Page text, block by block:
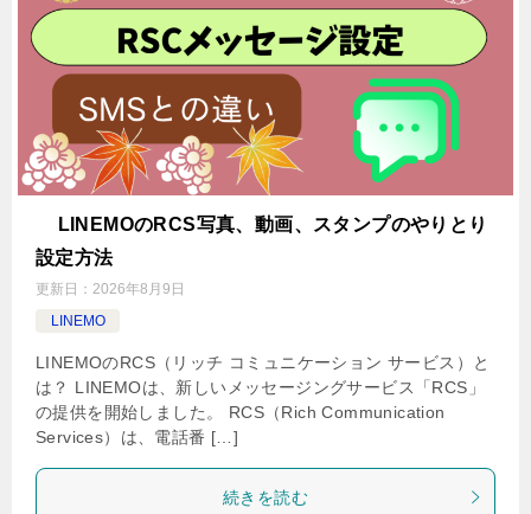
LINEMOのRCS写真、動画、スタンプのやりとり
設定方法
更新日： 2026年8月9日
LINEMO
LINEMOのRCS（リッチ コミュニケーション サービス）と
は？ LINEMOは、新しいメッセージングサービス「RCS」
の提供を開始しました。 RCS（Rich Communication
Services）は、電話番 […]
続きを読む